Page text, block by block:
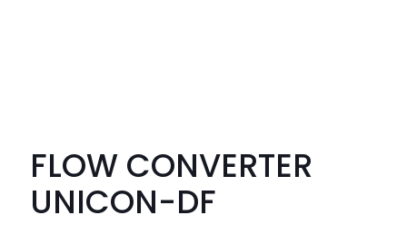
FLOW CONVERTER
UNICON-DF